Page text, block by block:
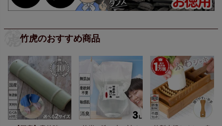
竹虎のおすすめ商品